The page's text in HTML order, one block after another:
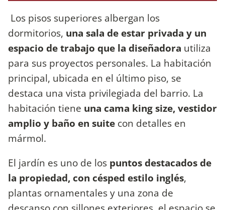
Los pisos superiores albergan los
dormitorios, una sala de estar privada y un
espacio de trabajo que la diseñadora utiliza
para sus proyectos personales. La habitación
principal, ubicada en el último piso, se
destaca una vista privilegiada del barrio. La
habitación tiene una cama king size, vestidor
amplio y baño en suite con detalles en
mármol.
El jardín es uno de los puntos destacados de
la propiedad, con césped estilo inglés,
plantas ornamentales y una zona de